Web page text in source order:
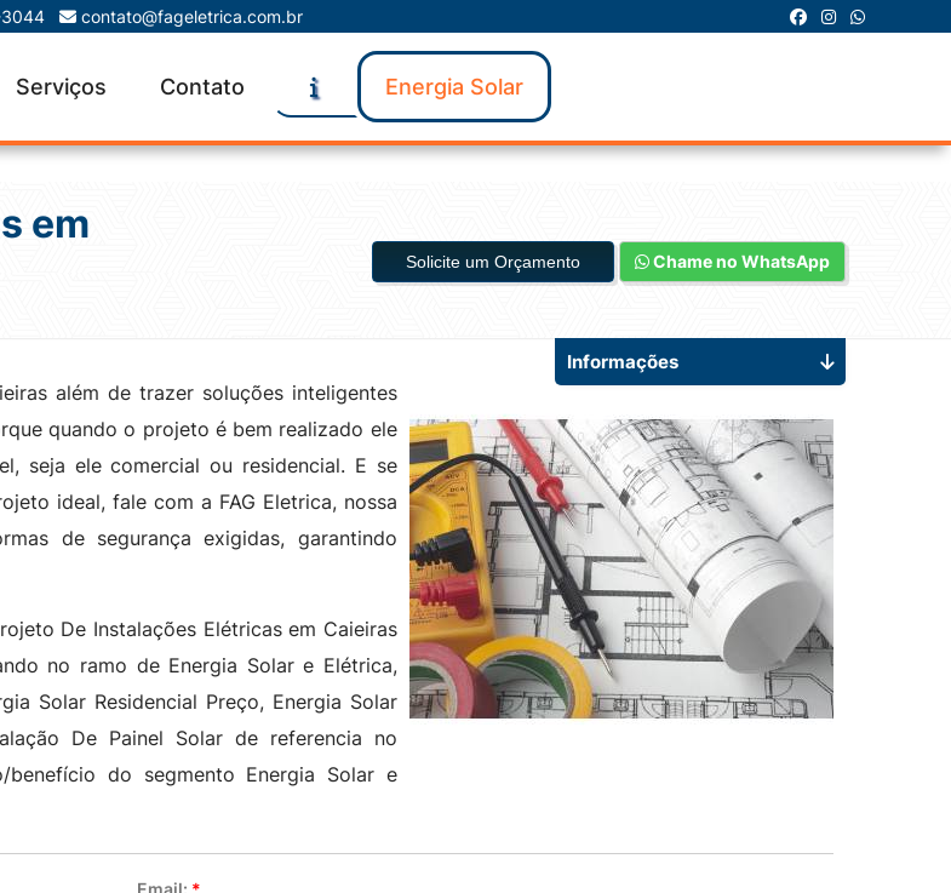
3044 contato@fageletrica.com.br
Serviços Contato Energia Solar
em
Solicite um Orçamento Chame no WhatsApp
além de trazer soluções inteligentes
quando o projeto é bem realizado ele
seja ele comercial ou residencial. E se
ideal, fale com a FAG Eletrica, nossa
de segurança exigidas, garantindo
De Instalações Elétricas em Caieiras
no ramo de Energia Solar e Elétrica,
Solar Residencial Preço, Energia Solar
De Painel Solar de referencia no
do segmento Energia Solar e
Email: *
Informações